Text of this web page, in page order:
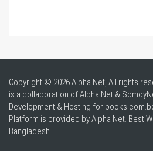
Copyright © 2026 Alpha Net, All rights
is a collaboration of Alpha Net &
Development & Hosting for
Platform is provided by Alpha Net. Best
Bangladesh.